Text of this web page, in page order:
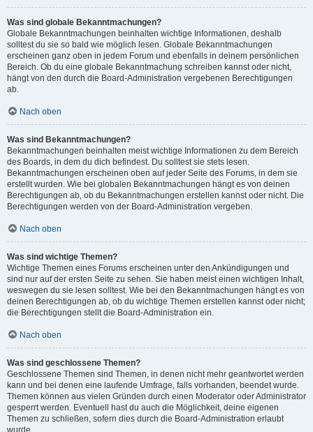
Was sind globale Bekanntmachungen?
Globale Bekanntmachungen beinhalten wichtige Informationen, deshalb
solltest du sie so bald wie möglich lesen. Globale Bekanntmachungen
erscheinen ganz oben in jedem Forum und ebenfalls in deinem persönlichen
Bereich. Ob du eine globale Bekanntmachung schreiben kannst oder nicht,
hängt von den durch die Board-Administration vergebenen Berechtigungen
ab.
Nach oben
Was sind Bekanntmachungen?
Bekanntmachungen beinhalten meist wichtige Informationen zu dem Bereich
des Boards, in dem du dich befindest. Du solltest sie stets lesen.
Bekanntmachungen erscheinen oben auf jeder Seite des Forums, in dem sie
erstellt wurden. Wie bei globalen Bekanntmachungen hängt es von deinen
Berechtigungen ab, ob du Bekanntmachungen erstellen kannst oder nicht. Die
Berechtigungen werden von der Board-Administration vergeben.
Nach oben
Was sind wichtige Themen?
Wichtige Themen eines Forums erscheinen unter den Ankündigungen und
sind nur auf der ersten Seite zu sehen. Sie haben meist einen wichtigen Inhalt,
weswegen du sie lesen solltest. Wie bei den Bekanntmachungen hängt es von
deinen Berechtigungen ab, ob du wichtige Themen erstellen kannst oder nicht;
die Berechtigungen stellt die Board-Administration ein.
Nach oben
Was sind geschlossene Themen?
Geschlossene Themen sind Themen, in denen nicht mehr geantwortet werden
kann und bei denen eine laufende Umfrage, falls vorhanden, beendet wurde.
Themen können aus vielen Gründen durch einen Moderator oder Administrator
gesperrt werden. Eventuell hast du auch die Möglichkeit, deine eigenen
Themen zu schließen, sofern dies durch die Board-Administration erlaubt
wurde.